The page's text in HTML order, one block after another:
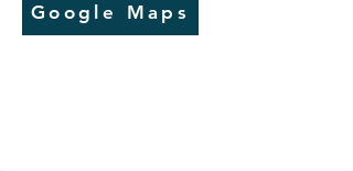
Google Maps